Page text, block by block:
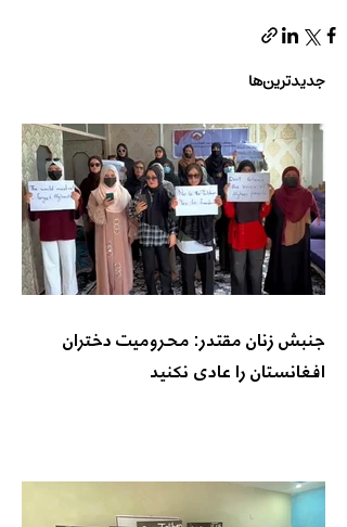
جدیدترین‌ها
جنبش زنان مقتدر: محرومیت دختران
افغانستان را عادی نکنید